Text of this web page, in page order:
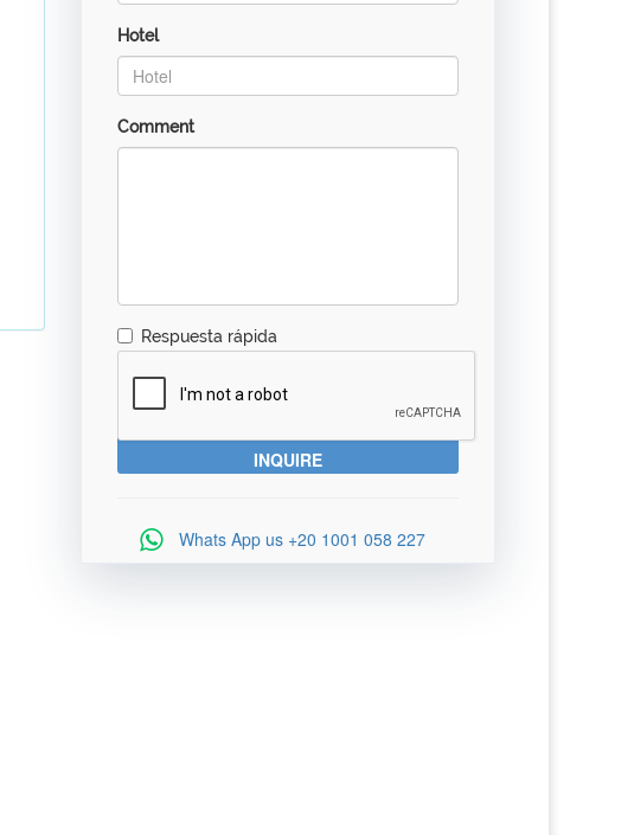
Hotel
Comment
Respuesta rápida
Whats App us +20 1001 058 227